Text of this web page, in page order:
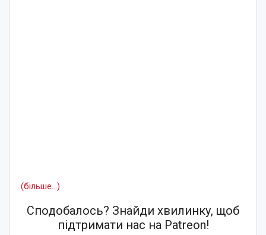
(більше…)
Сподобалось? Знайди хвилинку, щоб
підтримати нас на Patreon!